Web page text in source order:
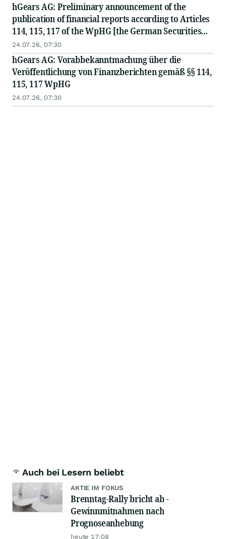
hGears AG: Preliminary announcement of the
publication of financial reports according to Articles
114, 115, 117 of the WpHG [the German Securities
Act]
24.07.26, 07:30
hGears AG: Vorabbekanntmachung über die
Veröffentlichung von Finanzberichten gemäß §§ 114,
115, 117 WpHG
24.07.26, 07:30
Auch bei Lesern beliebt
AKTIE IM FOKUS
Brenntag-Rally bricht ab -
Gewinnmitnahmen nach
Prognoseanhebung
heute 17:08